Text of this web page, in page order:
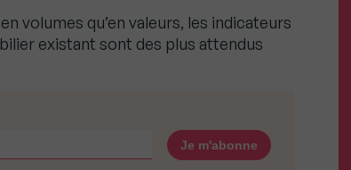
volumes qu’en valeurs, les indicateurs
existant sont des plus attendus